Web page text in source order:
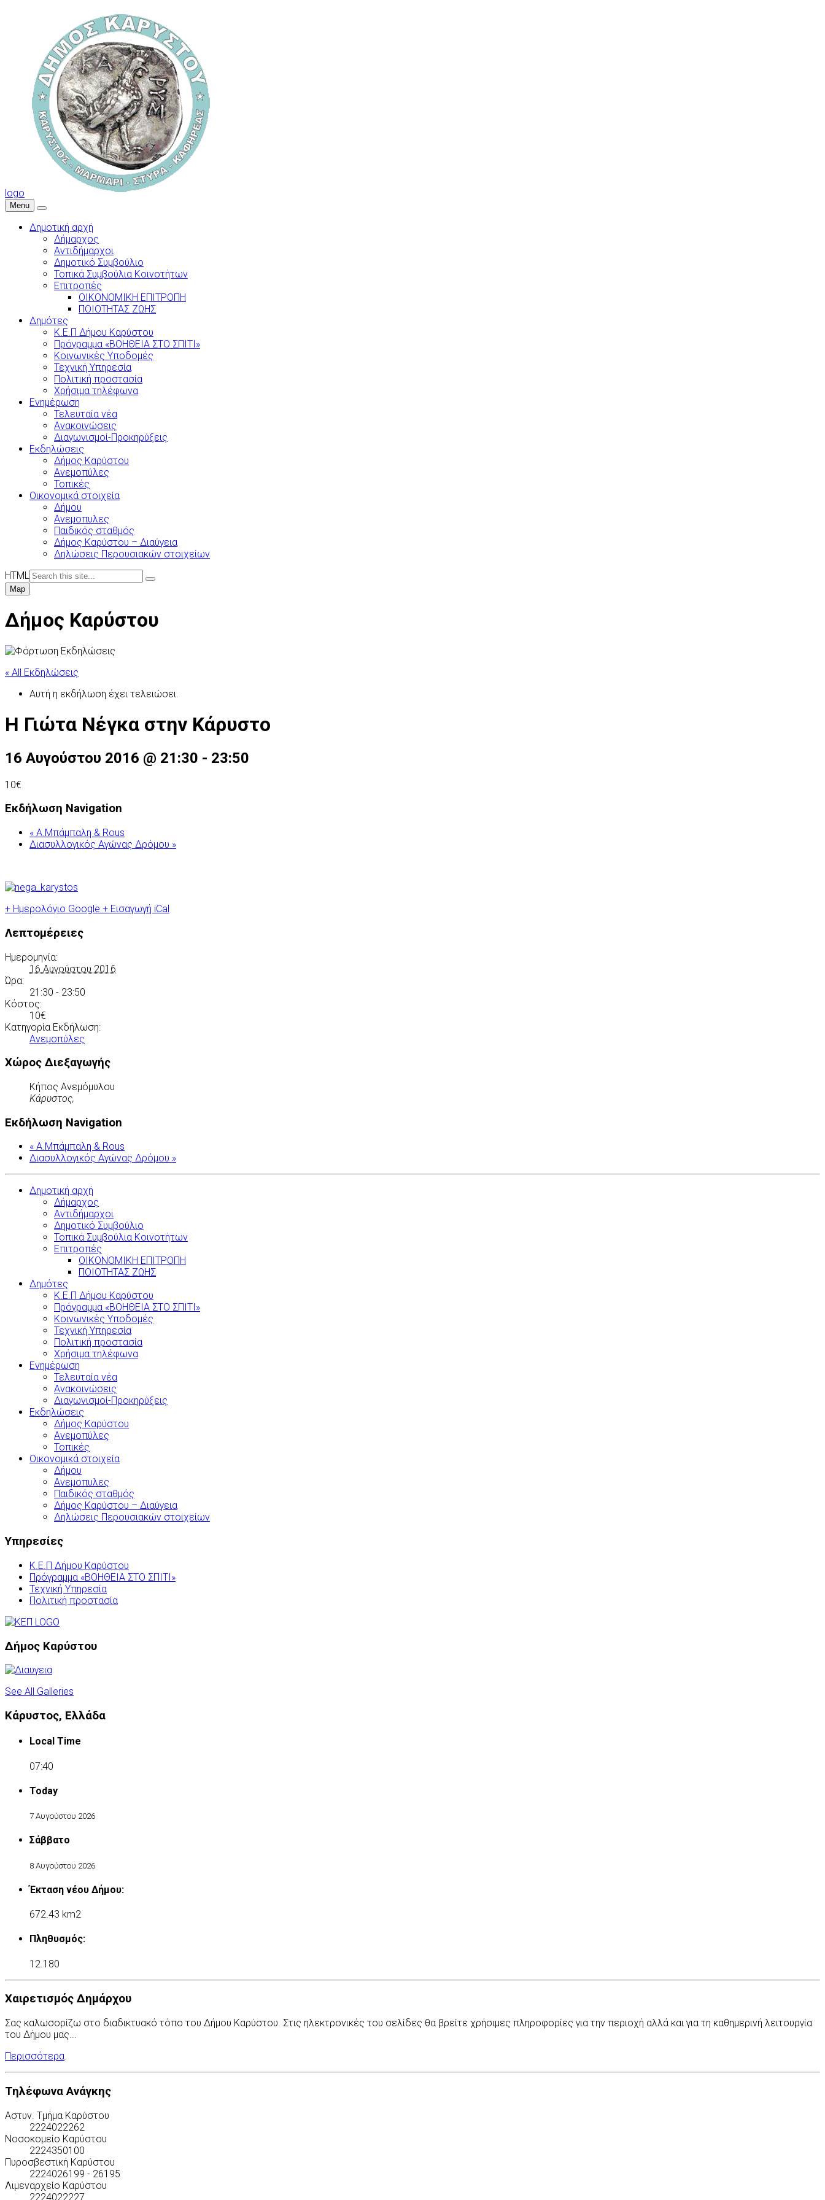
logo
Menu
Δημοτική αρχή
Δήμαρχος
Αντιδήμαρχοι
Δημοτικό Συμβούλιο
Τοπικά Συμβούλια Κοινοτήτων
Επιτροπές
ΟΙΚΟΝΟΜΙΚΗ ΕΠΙΤΡΟΠΗ
ΠΟΙΟΤΗΤΑΣ ΖΩΗΣ
Δημότες
Κ.Ε.Π Δήμου Καρύστου
Πρόγραμμα «ΒΟΗΘΕΙΑ ΣΤΟ ΣΠΙΤΙ»
Κοινωνικές Υποδομές
Τεχνική Υπηρεσία
Πολιτική προστασία
Χρήσιμα τηλέφωνα
Ενημέρωση
Τελευταία νέα
Ανακοινώσεις
Διαγωνισμοί-Προκηρύξεις
Εκδηλώσεις
Δήμος Καρύστου
Ανεμοπύλες
Τοπικές
Οικονομικά στοιχεία
Δήμου
Ανεμοπυλες
Παιδικός σταθμός
Δήμος Καρύστου – Διαύγεια
Δηλώσεις Περουσιακών στοιχείων
HTML
Map
Δήμος Καρύστου
« All Εκδηλώσεις
Αυτή η εκδήλωση έχει τελειώσει.
Η Γιώτα Νέγκα στην Κάρυστο
16 Αυγούστου 2016 @ 21:30 - 23:50
10€
Εκδήλωση Navigation
« Α.Μπάμπαλη & Rous
Διασυλλογικός Αγώνας Δρόμου »
+ Ημερολόγιο Google + Εισαγωγή iCal
Λεπτομέρειες
Ημερομηνία:
16 Αυγούστου 2016
Ώρα:
21:30 - 23:50
Κόστος:
10€
Κατηγορία Εκδήλωση:
Ανεμοπύλες
Χώρος Διεξαγωγής
Κήπος Ανεμόμυλου
Κάρυστος,
Εκδήλωση Navigation
« Α.Μπάμπαλη & Rous
Διασυλλογικός Αγώνας Δρόμου »
Δημοτική αρχή
Δήμαρχος
Αντιδήμαρχοι
Δημοτικό Συμβούλιο
Τοπικά Συμβούλια Κοινοτήτων
Επιτροπές
ΟΙΚΟΝΟΜΙΚΗ ΕΠΙΤΡΟΠΗ
ΠΟΙΟΤΗΤΑΣ ΖΩΗΣ
Δημότες
Κ.Ε.Π Δήμου Καρύστου
Πρόγραμμα «ΒΟΗΘΕΙΑ ΣΤΟ ΣΠΙΤΙ»
Κοινωνικές Υποδομές
Τεχνική Υπηρεσία
Πολιτική προστασία
Χρήσιμα τηλέφωνα
Ενημέρωση
Τελευταία νέα
Ανακοινώσεις
Διαγωνισμοί-Προκηρύξεις
Εκδηλώσεις
Δήμος Καρύστου
Ανεμοπύλες
Τοπικές
Οικονομικά στοιχεία
Δήμου
Ανεμοπυλες
Παιδικός σταθμός
Δήμος Καρύστου – Διαύγεια
Δηλώσεις Περουσιακών στοιχείων
Υπηρεσίες
Κ.Ε.Π Δήμου Καρύστου
Πρόγραμμα «ΒΟΗΘΕΙΑ ΣΤΟ ΣΠΙΤΙ»
Τεχνική Υπηρεσία
Πολιτική προστασία
Δήμος Καρύστου
See All Galleries
Κάρυστος, Ελλάδα
Local Time
07:40
Today
7 Αυγούστου 2026
Σάββατο
8 Αυγούστου 2026
Έκταση νέου Δήμου:
672.43 km2
Πληθυσμός:
12.180
Χαιρετισμός Δημάρχου
Σας καλωσορίζω στο διαδικτυακό τόπο του Δήμου Καρύστου. Στις ηλεκτρονικές του σελίδες θα βρείτε χρήσιμες πληροφορίες για την περιοχή αλλά και για τη καθημερινή λειτουργία
του Δήμου μας...
Περισσότερα.
Τηλέφωνα Ανάγκης
Αστυν. Τμήμα Καρύστου
2224022262
Νοσοκομείο Καρύστου
2224350100
Πυροσβεστική Καρύστου
2224026199 - 26195
Λιμεναρχείο Καρύστου
2224022227